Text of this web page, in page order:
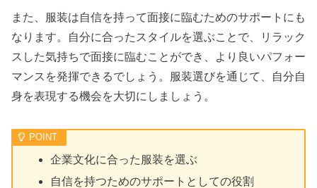
また、服装は自信を持って面接に臨むためのサポートにも
なります。自分に合ったスタイルを選ぶことで、リラック
スした気持ちで面接に臨むことができ、より良いパフォー
マンスを発揮できるでしょう。服装選びを通じて、自分自
身を表現する機会を大切にしましょう。
企業文化に合った服装を選ぶ
自信を持つためのサポートとしての役割